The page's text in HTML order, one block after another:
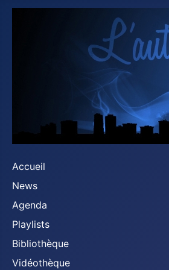
Accueil
News
Agenda
Playlists
Bibliothèque
Vidéothèque